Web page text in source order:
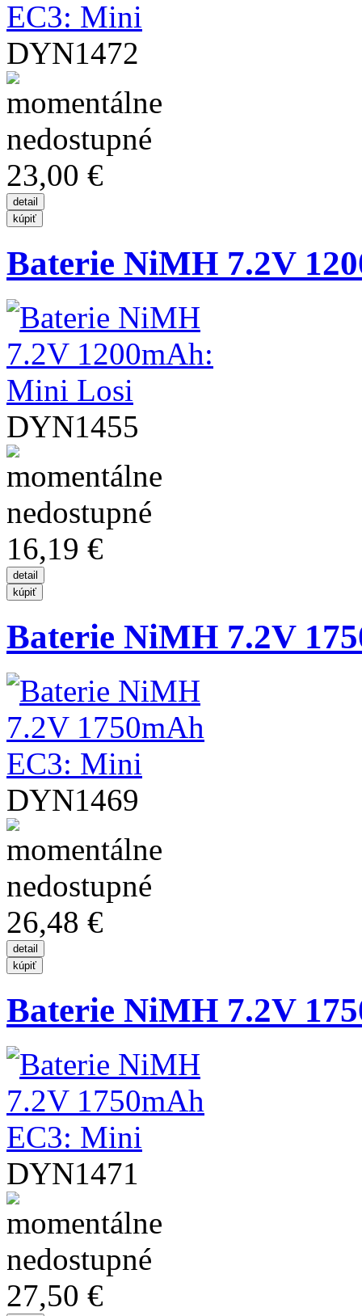
DYN1472
23,00 €
Baterie NiMH 7.2V
DYN1455
16,19 €
Baterie NiMH 7.2V
DYN1469
26,48 €
Baterie NiMH 7.2V
DYN1471
27,50 €